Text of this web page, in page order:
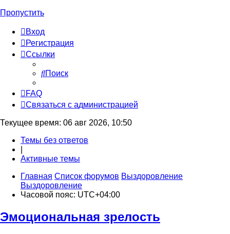
Пропустить
Вход
Регистрация
Ссылки
Поиск
FAQ
Связаться с администрацией
Текущее время: 06 авг 2026, 10:50
Темы без ответов
Активные темы
Главная Список форумов Выздоровление
Выздоровление
Часовой пояс: UTC+04:00
Эмоциональная зрелость